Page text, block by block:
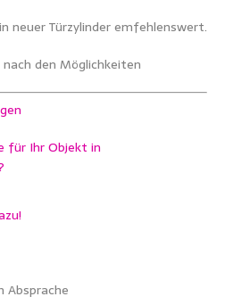
neuer Türzylinder emfehlenswert.
den Möglichkeiten
für Ihr Objekt in
Absprache